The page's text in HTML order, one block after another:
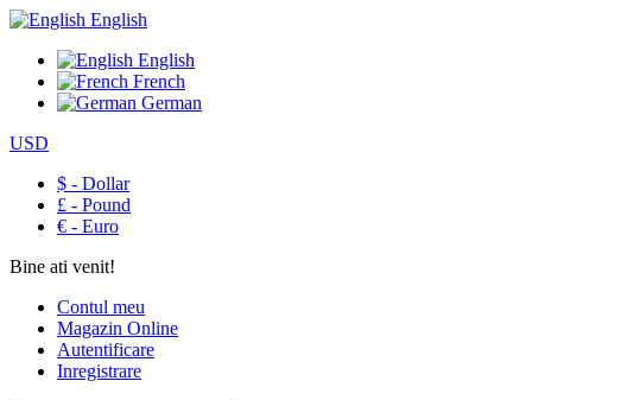
English
English
French
German
USD
$ - Dollar
£ - Pound
€ - Euro
Bine ati venit!
Contul meu
Magazin Online
Autentificare
Inregistrare